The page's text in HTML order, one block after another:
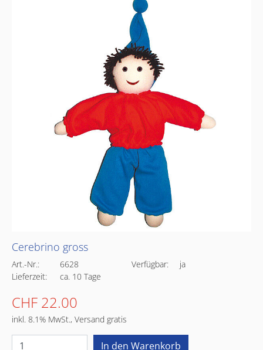
Cerebrino gross
Art.-Nr.: 6628 Verfügbar:
ja
Lieferzeit:
ca. 10 Tage
CHF 22.00
inkl. 8.1% MwSt., Versand gratis